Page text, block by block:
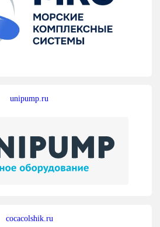
unipump.ru
cocacolshik.ru